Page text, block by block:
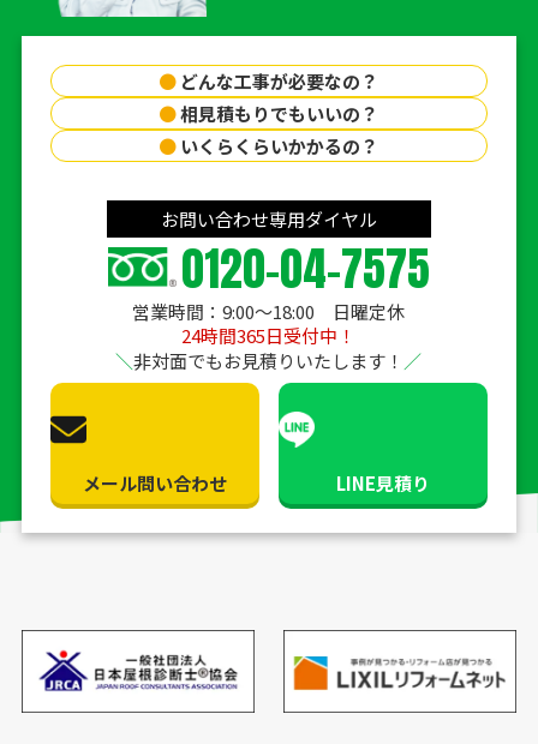
● どんな工事が必要なの？
●相見積もりでもいいの？
● いくらくらいかかるの？
お問い合わせ専用ダイヤル
0120-04-7575
営業時間：9:00〜18:00 日曜定休
24時間365日受付中！
非対面でもお見積りいたします！
メール問い合わせ LINE見積り